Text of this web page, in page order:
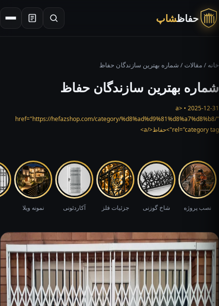
حفاظشاپ
خانه / مقالات / شماره بهترین سازندگان حفاظ
شماره بهترین سازندگان حفاظ
2025-12-31 • <a
href="https://hefazshop.com/category/%d8%ad%d9%81%d8%a7%d8%b8/"
rel="category tag">حفاظ</a>
نصب پروژه شاخ گوزنی جزئیات فلز آکاردئونی نمونه ویلا